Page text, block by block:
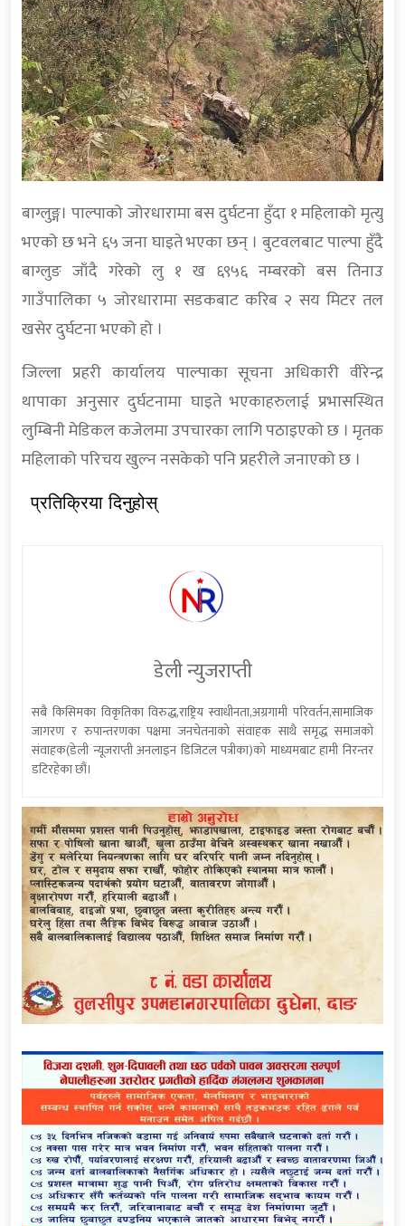
बाग्लुङ्ग। पाल्पाको जोरधारामा बस दुर्घटना हुँदा १ महिलाको मृत्यु
भएको छ भने ६५ जना घाइते भएका छन् । बुटवलबाट पाल्पा हुँदै
बाग्लुङ जाँदै गरेको लु १ ख ६९५६ नम्बरको बस तिनाउ
गाउँपालिका ५ जोरधारामा सडकबाट करिब २ सय मिटर तल
खसेर दुर्घटना भएको हो ।
जिल्ला प्रहरी कार्यालय पाल्पाका सूचना अधिकारी वीरेन्द्र
थापाका अनुसार दुर्घटनामा घाइते भएकाहरुलाई प्रभासस्थित
लुम्बिनी मेडिकल कजेलमा उपचारका लागि पठाइएको छ । मृतक
महिलाको परिचय खुल्न नसकेको पनि प्रहरीले जनाएको छ ।
प्रतिक्रिया दिनुहोस्
डेली न्युजराप्ती
सबै किसिमका विकृतिका विरुद्ध,राष्ट्रिय स्वाधीनता,अग्रगामी परिवर्तन,सामाजिक
जागरण र रुपान्तरणका पक्षमा जनचेतनाको संवाहक साथै समृद्ध समाजको
संवाहक(डेली न्यूजराप्ती अनलाइन डिजिटल पत्रीका)को माध्यमबाट हामी निरन्तर
डटिरहेका छौं।